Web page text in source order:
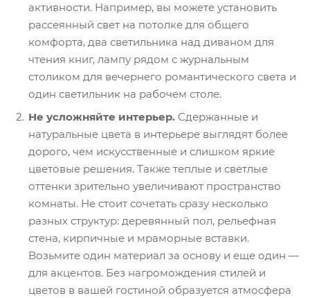
активности. Например, вы можете установить
рассеянный свет на потолке для общего
комфорта, два светильника над диваном для
чтения книг, лампу рядом с журнальным
столиком для вечернего романтического света и
один светильник на рабочем столе.
Не усложняйте интерьер. Сдержанные и
натуральные цвета в интерьере выглядят более
дорого, чем искусственные и слишком яркие
цветовые решения. Также теплые и светлые
оттенки зрительно увеличивают пространство
комнаты. Не стоит сочетать сразу несколько
разных структур: деревянный пол, рельефная
стена, кирпичные и мраморные вставки.
Возьмите один материал за основу и еще один —
для акцентов. Без нагромождения стилей и
цветов в вашей гостиной образуется атмосфера